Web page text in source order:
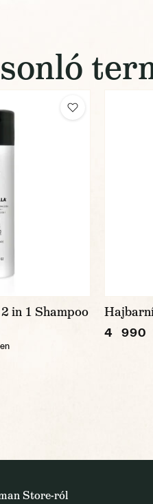
in 1 Shampoo
4 990
Store-ról